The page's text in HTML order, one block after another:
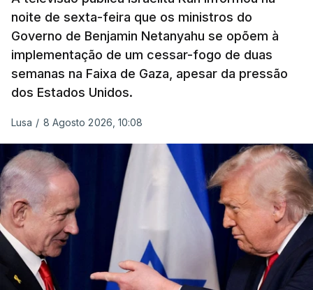
noite de sexta-feira que os ministros do
Governo de Benjamin Netanyahu se opõem à
implementação de um cessar-fogo de duas
semanas na Faixa de Gaza, apesar da pressão
dos Estados Unidos.
Lusa / 8 Agosto 2026, 10:08